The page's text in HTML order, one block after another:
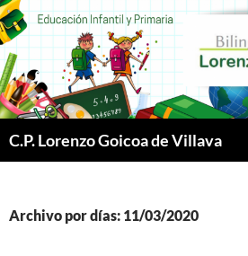
C.P. Lorenzo Goicoa de Villava
Archivo por días: 11/03/2020